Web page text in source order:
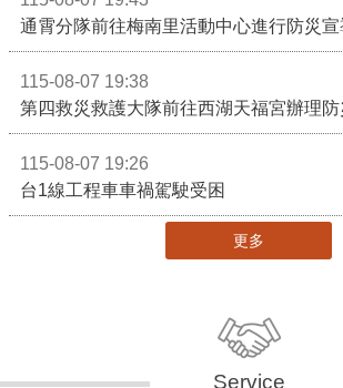
通霄分隊前往梅南里活動中心進行防災宣
115-08-07 19:38
第四救災救護大隊前往西湖天福宮辦理
115-08-07 19:26
台1線工程車車禍駕駛受困
更多